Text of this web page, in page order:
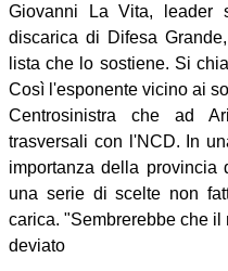
Giovanni La Vita, leader
discarica di Difesa
lista che lo sostiene. Si
Così l'esponente vicino ai
Centrosinistra che ad
trasversali con l'NCD. In
importanza della
una serie di scelte non
carica. "Sembrerebbe che
deviato